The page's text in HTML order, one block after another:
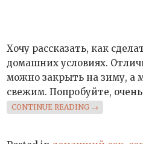
Хочу рассказать, как
домашних условиях.
можно закрыть на зиму, а
свежим. Попробуйте,
CONTINUE READING →